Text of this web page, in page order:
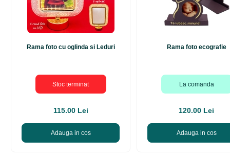
Rama foto cu oglinda si Leduri
Stoc terminat
115.00 Lei
Adauga in cos
Rama foto ecografie
La comanda
120.00 Lei
Adauga in cos